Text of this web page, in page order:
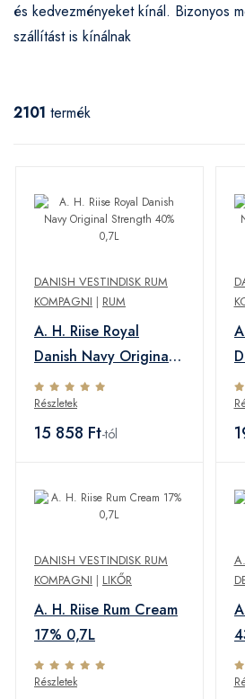
és kedvezményeket kínál. Bizonyos
szállítást is kínálnak
2101 termék
DANISH VESTINDISK RUM
KOMPAGNI | RUM
A. H. Riise Royal
Danish Navy Original
Strength 40% 0,7L
Részletek
15 858 Ft-tól
DANISH VESTINDISK RUM
KOMPAGNI | LIKŐR
A. H. Riise Rum Cream
17% 0,7L
Részletek